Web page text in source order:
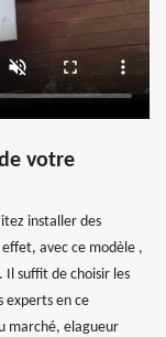
votre
installer des
avec ce modèle ,
suffit de choisir les
experts en ce
marché, elagueur